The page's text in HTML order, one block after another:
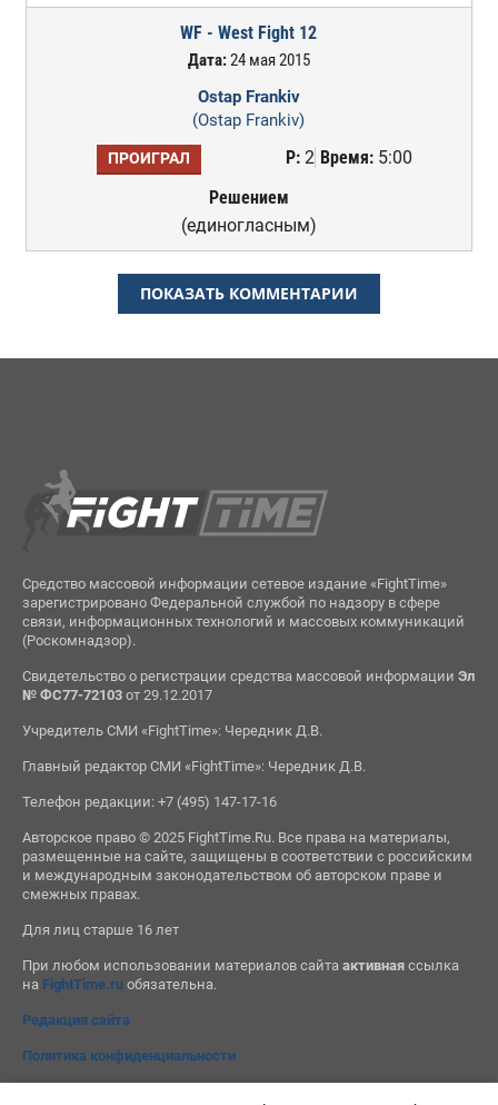
WF - West Fight 12
Дата:24 мая 2015
Ostap Frankiv
(Ostap Frankiv)
ПРОИГРАЛ Р:2 Время:5:00
Решением
(единогласным)
ПОКАЗАТЬ КОММЕНТАРИИ
Средство массовой информации сетевое издание «FightTime»
зарегистрировано Федеральной службой по надзору в сфере
связи, информационных технологий и массовых коммуникаций
(Роскомнадзор).
Свидетельство о регистрации средства массовой информации Эл
№ ФС77-72103от 29.12.2017
Учредитель СМИ «FightTime»: Чередник Д.В.
Главный редактор СМИ «FightTime»: Чередник Д.В.
Телефон редакции: +7 (495) 147-17-16
Авторское право © 2025 FightTime.Ru. Все права на материалы,
размещенные на сайте, защищены в соответствии с российским
и международным законодательством об авторском праве и
смежных правах.
Для лиц старше 16 лет
При любом использовании материалов сайта активнаяссылка
на FightTime.ruобязательна.
Редакция сайта
Политика конфиденциальности